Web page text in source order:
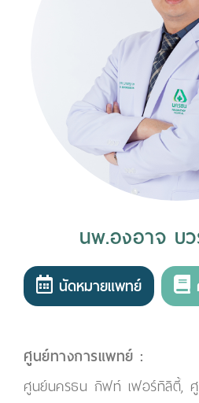
นพ.องอาจ บ
นัดหมายแพทย์
ศูนย์ทางการแพทย์ :
ศูนย์นครธน กิฟท์ เฟอร์ทิลิตี้,